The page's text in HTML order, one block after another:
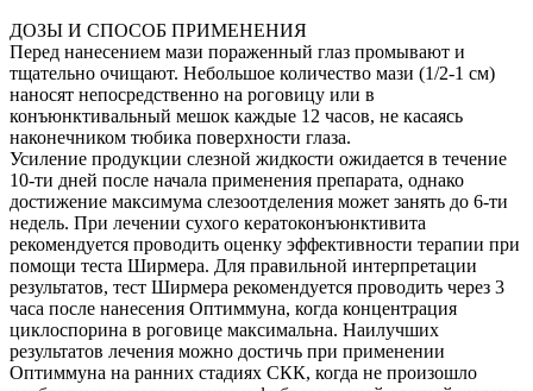
ДОЗЫ И СПОСОБ ПРИМЕНЕНИЯ
Перед нанесением мази пораженный глаз промывают и
тщательно очищают. Небольшое количество мази (1/2-1 см)
наносят непосредственно на роговицу или в
конъюнктивальный мешок каждые 12 часов, не касаясь
наконечником тюбика поверхности глаза.
Усиление продукции слезной жидкости ожидается в течение
10-ти дней после начала применения препарата, однако
достижение максимума слезоотделения может занять до 6-ти
недель. При лечении сухого кератоконъюнктивита
рекомендуется проводить оценку эффективности терапии при
помощи теста Ширмера. Для правильной интерпретации
результатов, тест Ширмера рекомендуется проводить через 3
часа после нанесения Оптиммуна, когда концентрация
циклоспорина в роговице максимальна. Наилучших
результатов лечения можно достичь при применении
Оптиммуна на ранних стадиях СКК, когда не произошло